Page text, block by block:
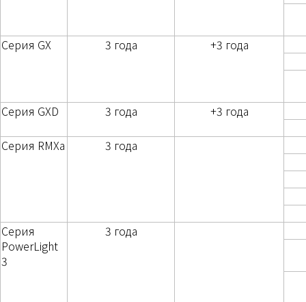
Серия GX 3 года +3 года
Серия GXD 3 года +3 года
Серия RMXa 3 года
Серия
PowerLight
3
3 года